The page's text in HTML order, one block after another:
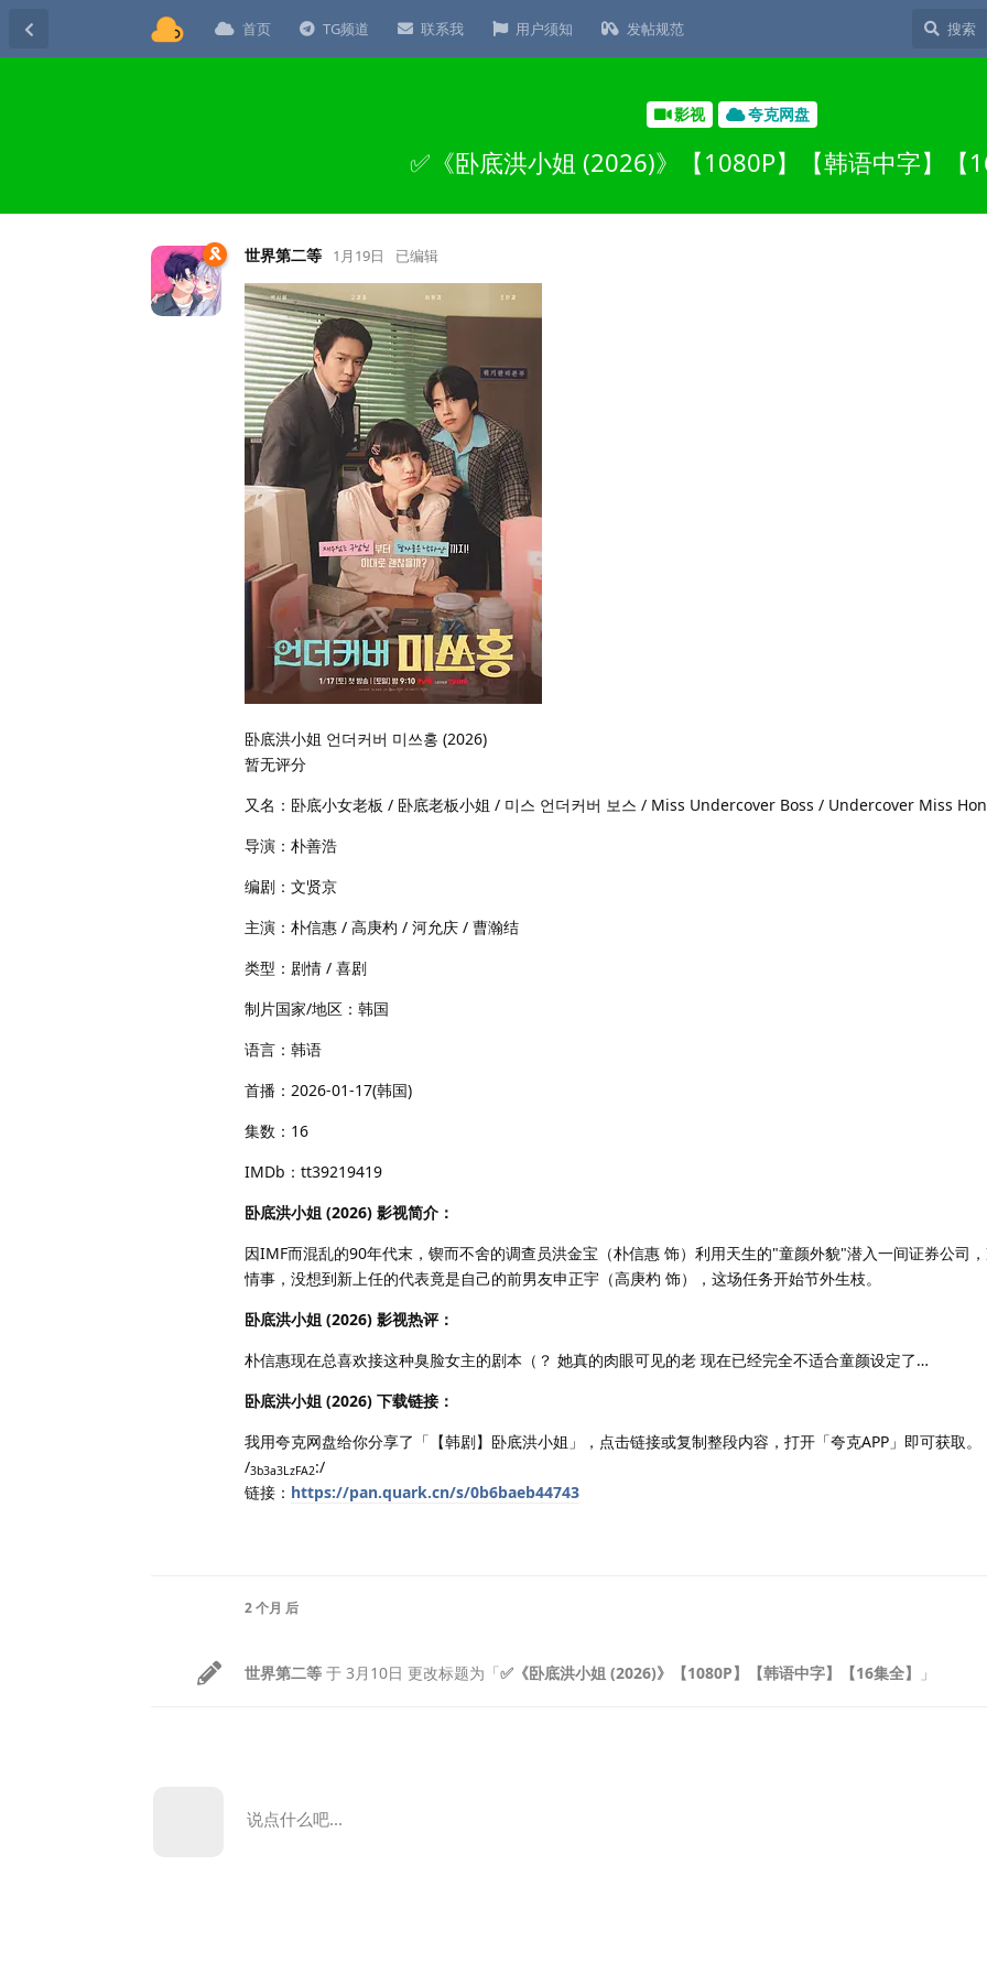
首页 TG频道 联系我 用户须知 发帖规范
影视 夸克网盘
✅《卧底洪小姐 (2026)》【1080P】【韩语中字】【
世界第二等 1月19日 已编辑
卧底洪小姐 언더커버 미쓰홍 (2026)
暂无评分
又名：卧底小女老板 / 卧底老板小姐 / 미스 언더커버 보스 / Miss Undercover Boss / Undercover Miss Hon
导演：朴善浩
编剧：文贤京
主演：朴信惠 / 高庚杓 / 河允庆 / 曹瀚结
类型：剧情 / 喜剧
制片国家/地区：韩国
语言：韩语
首播：2026-01-17(韩国)
集数：16
IMDb：tt39219419
卧底洪小姐 (2026) 影视简介：
因IMF而混乱的90年代末，锲而不舍的调查员洪金宝（朴信惠 饰）利用天生的"童颜外貌"潜入一间证券公司
情事，没想到新上任的代表竟是自己的前男友申正宇（高庚杓 饰），这场任务开始节外生枝。
卧底洪小姐 (2026) 影视热评：
朴信惠现在总喜欢接这种臭脸女主的剧本（？ 她真的肉眼可见的老 现在已经完全不适合童颜设定了…
卧底洪小姐 (2026) 下载链接：
我用夸克网盘给你分享了「【韩剧】卧底洪小姐」，点击链接或复制整段内容，打开「夸克APP」即可获取。
/3b3a3LzFA2:/
链接： https://pan.quark.cn/s/0b6baeb44743
2 个月 后
世界第二等 于 3月10日 更改标题为「✅《卧底洪小姐 (2026)》【1080P】【韩语中字】【16集全】 」
说点什么吧...